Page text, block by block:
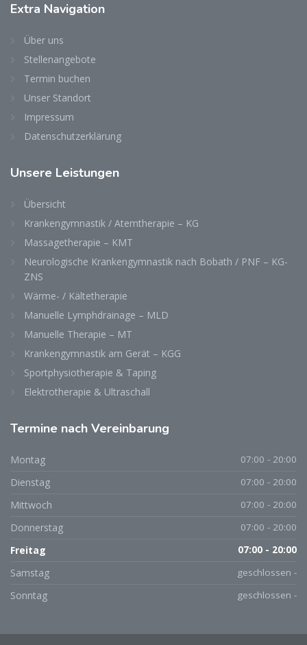
Extra Navigation
Über uns
Stellenangebote
Termin buchen
Unser Standort
Impressum
Datenschutzerklärung
Unsere Leistungen
Übersicht
Krankengymnastik / Atemtherapie – KG
Massagetherapie – KMT
Neurologische Krankengymnastik nach Bobath / PNF – KG-
ZNS
Wärme- / Kältetherapie
Manuelle Lymphdrainage – MLD
Manuelle Therapie – MT
Krankengymnastik am Gerät – KGG
Sportphysiotherapie & Taping
Elektrotherapie & Ultraschall
Termine nach Vereinbarung
Montag 07:00 - 20:00
Dienstag 07:00 - 20:00
Mittwoch 07:00 - 20:00
Donnerstag 07:00 - 20:00
Freitag 07:00 - 20:00
Samstag geschlossen -
Sonntag geschlossen -